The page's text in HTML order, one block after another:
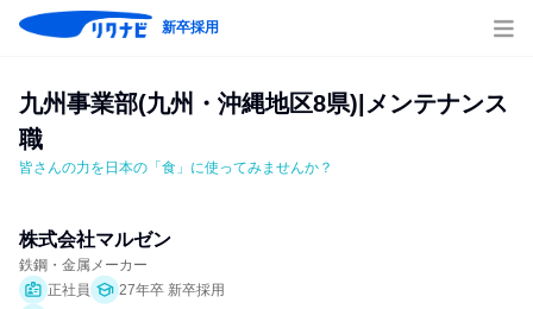
新卒採用
九州事業部(九州・沖縄地区8県)|メンテナンス
職
皆さんの力を日本の「食」に使ってみませんか？
株式会社マルゼン
鉄鋼・金属メーカー
正社員
27年卒 新卒採用